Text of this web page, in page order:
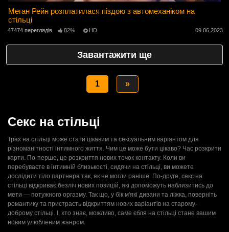
Меган Рейн розплатилася піздою з автомеханіком на
стільці
47474 переглядів 82% HD 09.06.2023
Завантажити ще
1 »
Секс на стільці
Трах на стільці може стати цікавим та сексуальним варіантом для
різноманітності інтимного життя. Чим це може бути цікаво? Час розкрити
карти. По-перше, це розкриття нових точок контакту. Коли ви
перебуваєте в інтимній близькості, сидячи на стільці, ви можете
дослідити тіло партнера так, як не могли раніше. По-друге, секс на
стільці відкриває безліч нових позицій, які допоможуть наблизитись до
мети — потужного оргазму. Так що, у бік м'які дивани та ліжка, поверніть
романтику та пристрасть відкриттям нових варіантів на старому-
доброму стільці. І, хто знає, можливо, саме єбля на стільці стане вашим
новим улюбленим жанром.